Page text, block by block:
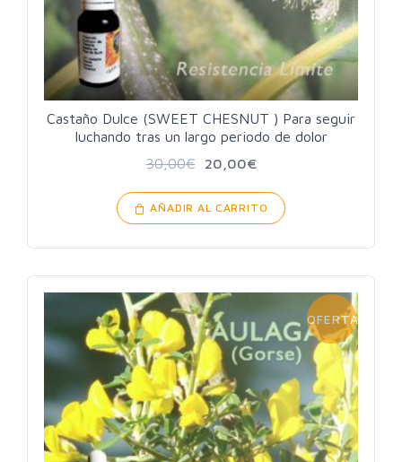
Castaño Dulce (SWEET CHESNUT ) Para seguir
luchando tras un largo periodo de dolor
30,00€ 20,00€
AÑADIR AL CARRITO
OFERTA!